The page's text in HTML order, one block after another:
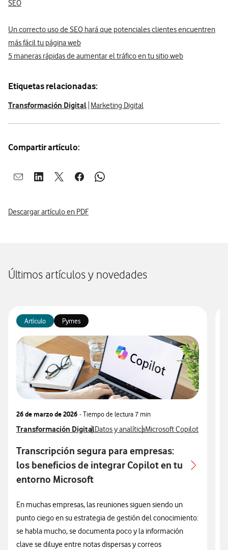
SEO
Un correcto uso de SEO hará que potenciales clientes encuentren
más fácil tu página web
5 maneras rápidas de aumentar el tráfico en tu sitio web
Etiquetas relacionadas:
Transformación Digital Marketing Digital
Compartir artículo:
Abrir ventana para compartir en mail
Abrir ventana para compartir en linkedin
Abrir ventana para compartir en twitter
Abrir ventana para compartir en facebook
Abrir ventana para compartir en
Descargar artículo en PDF
Últimos artículos y novedades
Artículo Pymes
26 de marzo de 2026 - Tiempo de lectura7 min
Ver más articulos relacionados con
Transformación DigitalVer más artículos con
Datos y analíticaVer más artículos con
Microsoft Copilot
Transcripción segura para empresas:
los beneficios de integrar Copilot en tu
entorno Microsoft
En muchas empresas, las reuniones siguen siendo un
punto ciego en su estrategia de gestión del conocimiento:
se habla mucho, se documenta poco y la información
clave se diluye entre notas dispersas y correos